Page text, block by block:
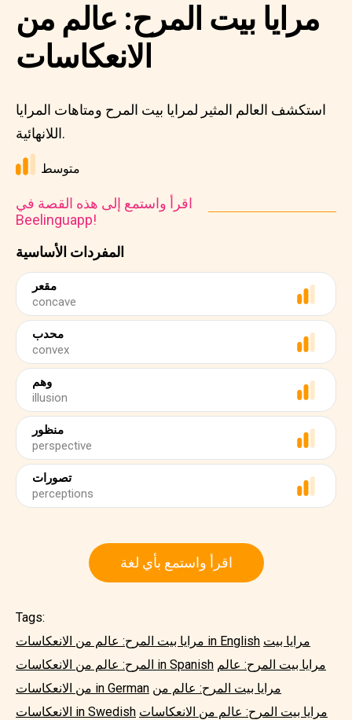
المفردات الأساسية
مقعر
concave
محدب
convex
وهم
illusion
منظور
perspective
تصورات
perceptions
مرايا بيت المرح: عالم من
الانعكاسات
استكشف العالم المثير لمرايا بيت المرح ومتاهات المرايا
اللانهائية.
متوسط
اقرأ واستمع إلى هذه القصة في
Beelinguapp!
اقرأ واستمع بأي لغة
Tags:
مرايا بيت المرح: عالم من الانعكاسات in English مرايا بيت
المرح: عالم من الانعكاسات in Spanish مرايا بيت المرح: عالم
من الانعكاسات in German مرايا بيت المرح: عالم من
الانعكاسات in Swedish مرايا بيت المرح: عالم من الانعكاسات